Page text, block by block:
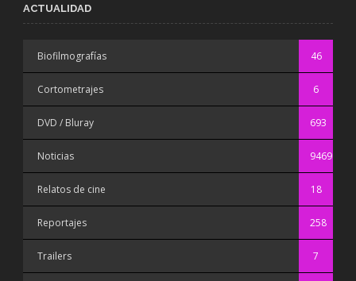
ACTUALIDAD
Biofilmografías 46
Cortometrajes 6
DVD / Bluray 693
Noticias 9469
Relatos de cine 18
Reportajes 258
Trailers 7